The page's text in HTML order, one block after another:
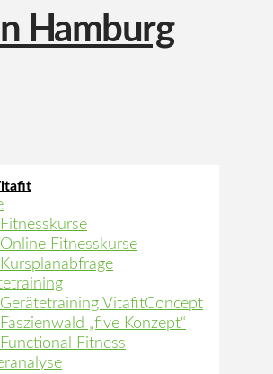
Fitnesskurse
Online Fitnesskurse
Kursplanabfrage
Gerätetraining VitafitConcept
Faszienwald „five Konzept“
Functional Fitness